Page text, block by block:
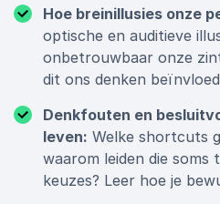
Hoe breinillusies onze
optische en auditieve
onbetrouwbaar onze
dit ons denken
Denkfouten en
leven: Welke shortcuts
waarom leiden die
keuzes? Leer hoe je